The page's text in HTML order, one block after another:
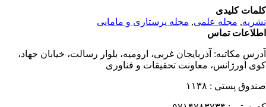
کلیدی
,مجله علمی, مجله پرستاری و مامایی
تماس
مکاتبه:آذربایجان غربی، ارومیه، بلوار رسالت، خیابان جهاد،
اورژانس، معاونت تحقیقات و فناوری
پستی : ۱۱۳۸